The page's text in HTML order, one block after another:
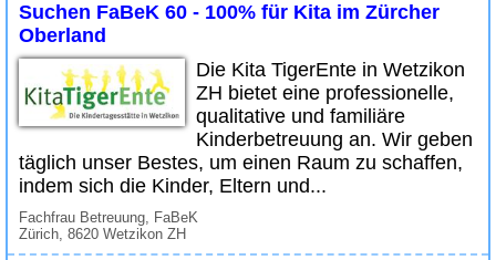
Suchen FaBeK 60 - 100% für Kita im Zürcher
Oberland
Die Kita TigerEnte in Wetzikon
ZH bietet eine professionelle,
qualitative und familiäre
Kinderbetreuung an. Wir geben
täglich unser Bestes, um einen Raum zu schaffen,
indem sich die Kinder, Eltern und...
Fachfrau Betreuung, FaBeK
Zürich, 8620 Wetzikon ZH